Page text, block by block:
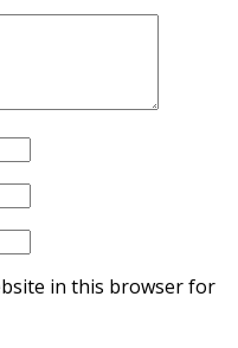
in this browser for